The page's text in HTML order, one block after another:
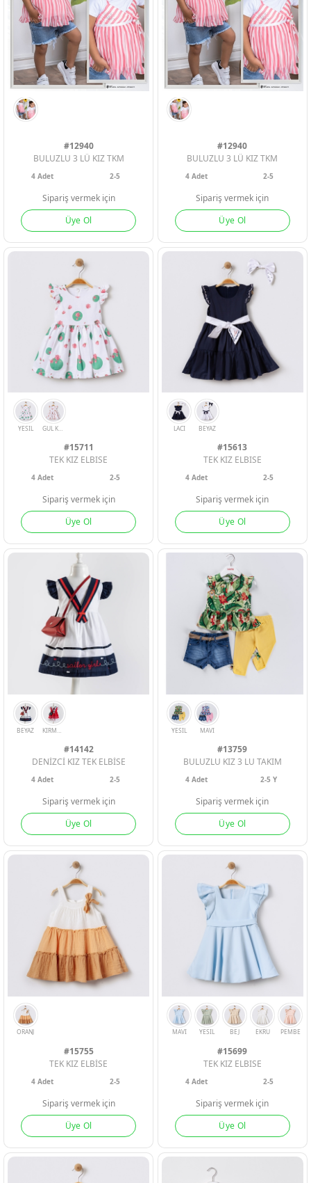
ERKEK BEBEK
KIZ BEBEK
ERKEK
KIZ ÇOCUK
ERKEK BEBEK
KIZ BEBEK
ERKEK
KIZ ÇOCUK
ERKEK BEBEK
KIZ BEBEK
ERKEK
KIZ ÇOCUK
LACI BEYAZ
#12940
BULUZLU 3 LÜ KIZ TKM
4Adet 2-5
Sipariş vermek için
Üye Ol
#12940
BULUZLU 3 LÜ KIZ TKM
4 Adet 2-5
Sipariş vermek için
Üye Ol
YESIL GUL KURUSU
#15711
TEK KIZ ELBISE
4Adet 2-5
Sipariş vermek için
Üye Ol
LACI BEYAZ
#15613
TEK KIZ ELBISE
4 Adet 2-5
Sipariş vermek için
Üye Ol
#14142
DENİZCİ KIZ TEK ELBİSE
4Adet 2-5
Sipariş vermek için
Üye Ol
#13759
BULUZLU KIZ 3 LU TAKIM
4 Adet 2-5 Y
Sipariş vermek için
Üye Ol
#15755
TEK KIZ ELBİSE
4Adet 2-5
Sipariş vermek için
Üye Ol
#15699
TEK KIZ ELBISE
4 Adet 2-5
Sipariş vermek için
Üye Ol